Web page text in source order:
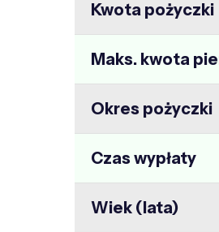
Kwota pożyczki
Maks. kwota
Okres pożyczki
Czas wypłaty
Wiek (lata)